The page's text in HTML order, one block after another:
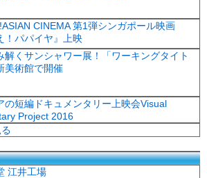
CINEMA 第1弾シンガポール映画
！パパイヤ』上映
解くサンシャワー展！「ワーキングタイト
美術館で開催
の短編ドキュメンタリー上映会Visual
Project 2016
江井工場